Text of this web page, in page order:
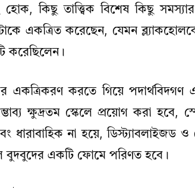
হোক, কিছু তাত্ত্বিক বিশেষ কিছু
একত্রিত করেছেন, যেমন ব্ল্যাকহোলকে
করেছিলেন।
একত্রিকরণ করতে গিয়ে
ক্ষুদ্রতম স্কেলে প্রয়োগ করা হবে,
ধারাবাহিক না হয়ে, ডিস্ট্যাবলাইজড
বুদবুদের একটি ফোমে পরিণত হবে।